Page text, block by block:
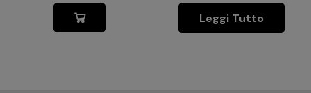
Leggi Tutto